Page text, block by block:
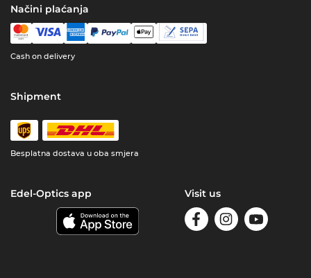
Načini plaćanja
Cash on delivery
Shipment
Besplatna dostava u oba smjera
Edel-Optics app Visit us